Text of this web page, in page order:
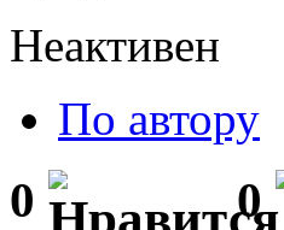
Неактивен
По автору
0 0